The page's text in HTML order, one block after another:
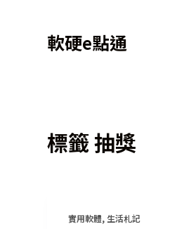
軟硬e點通
標籤抽獎
實用軟體, 生活札記